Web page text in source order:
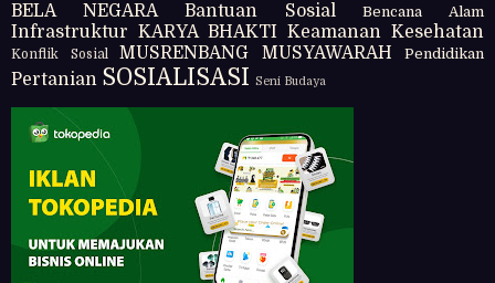
BELA NEGARA Bantuan Sosial Bencana Alam
Infrastruktur KARYA BHAKTI Keamanan Kesehatan
Konflik Sosial MUSRENBANG MUSYAWARAH Pendidikan
Pertanian SOSIALISASI Seni Budaya